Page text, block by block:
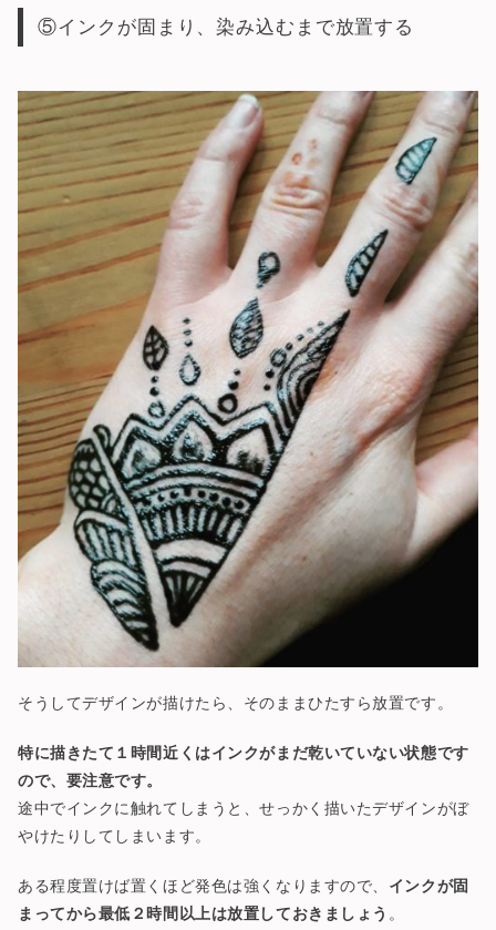
⑤インクが固まり、染み込むまで放置する
そうしてデザインが描けたら、そのままひたすら放置です。
特に描きたて１時間近くはインクがまだ乾いていない状態です
ので、要注意です。
途中でインクに触れてしまうと、せっかく描いたデザインがぼ
やけたりしてしまいます。
ある程度置けば置くほど発色は強くなりますので、 インクが固
まってから最低２時間以上は放置しておきましょう 。